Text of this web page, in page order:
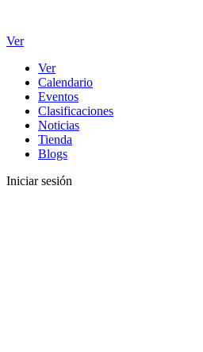
Ver
Ver
Calendario
Eventos
Clasificaciones
Noticias
Tienda
Blogs
Iniciar sesión